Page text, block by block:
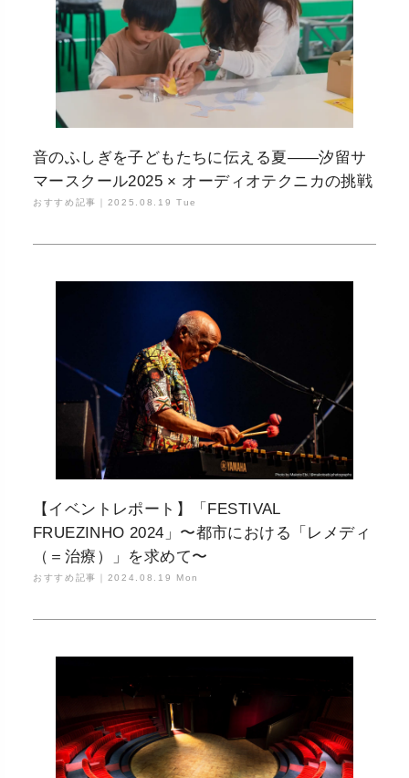
音のふしぎを子どもたちに伝える夏——汐留サ
マースクール2025 × オーディオテクニカの挑戦
おすすめ記事｜ 2025.08.19 Tue
【イベントレポート】「FESTIVAL
FRUEZINHO 2024」〜都市における「レメディ
（＝治療）」を求めて〜
おすすめ記事｜ 2024.08.19 Mon